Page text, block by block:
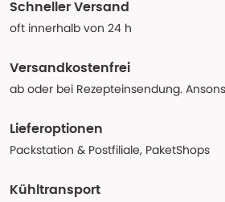
Schneller Versand
oft innerhalb von 24 h
Versandkostenfrei
ab oder bei Rezepteinsendung.
Lieferoptionen
Packstation & Postfiliale, PaketShops
Kühltransport